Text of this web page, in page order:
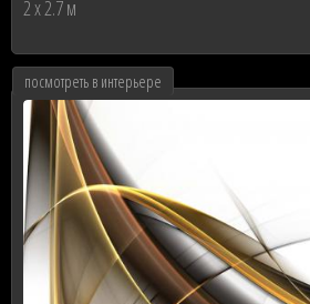
2 x 2.7 м
посмотреть в интерьере